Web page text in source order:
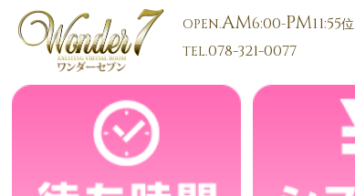
OPEN.AM6:00-PM11:55位
TEL.078-321-0077